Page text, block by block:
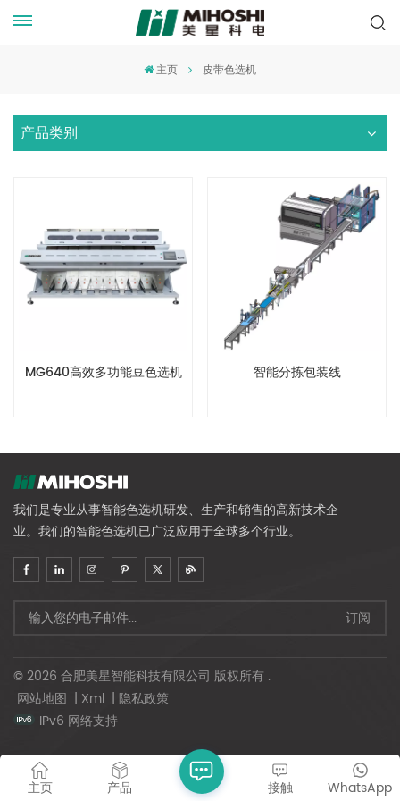
主页 皮带色选机
产品类别
MG640高效多功能豆色选机 智能分拣包装线
我们是专业从事智能色选机研发、生产和销售的高新技术企
业。我们的智能色选机已广泛应用于全球多个行业。
© 2026 合肥美星智能科技有限公司 版权所有 .
网站地图 | Xml | 隐私政策
IPv6 网络支持
主页 产品 WhatsApp
接触